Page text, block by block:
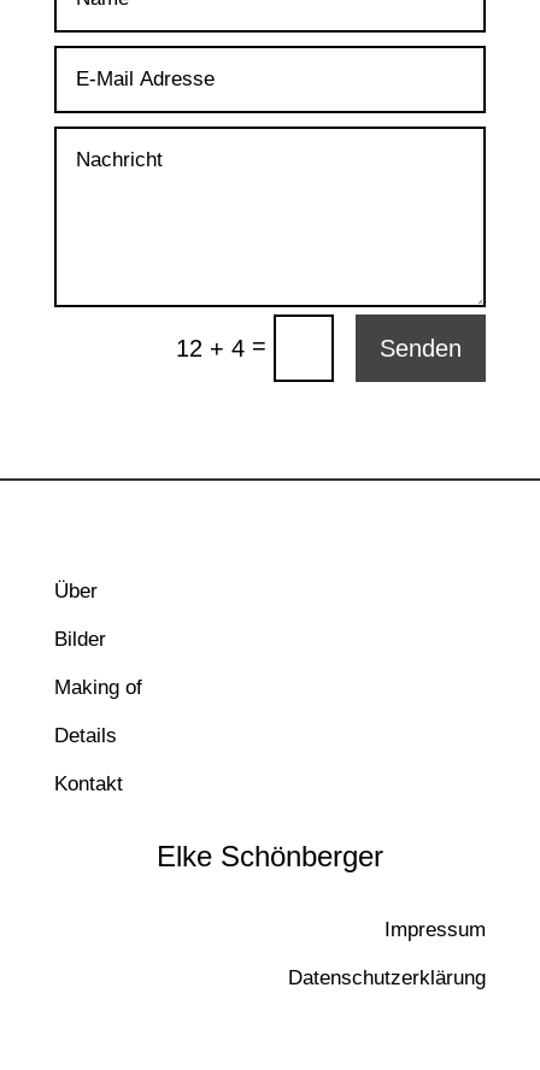
12 + 4 = Senden
Über
Bilder
Making of
Details
Kontakt
Elke Schönberger
Impressum
Datenschutzerklärung